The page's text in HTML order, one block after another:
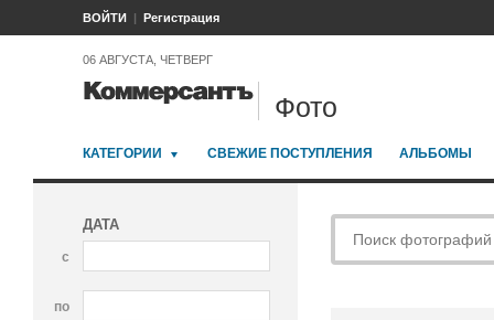
ВОЙТИ Регистрация
06 АВГУСТА, ЧЕТВЕРГ
Фото
КАТЕГОРИИ СВЕЖИЕ ПОСТУПЛЕНИЯ АЛЬБОМЫ
ДАТА
с
по